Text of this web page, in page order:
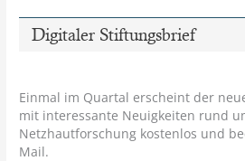
Digitaler Stiftungsbrief
Einmal im Quartal erscheint der
mit interessante Neuigkeiten rund
Netzhautforschung kostenlos und
Mail.